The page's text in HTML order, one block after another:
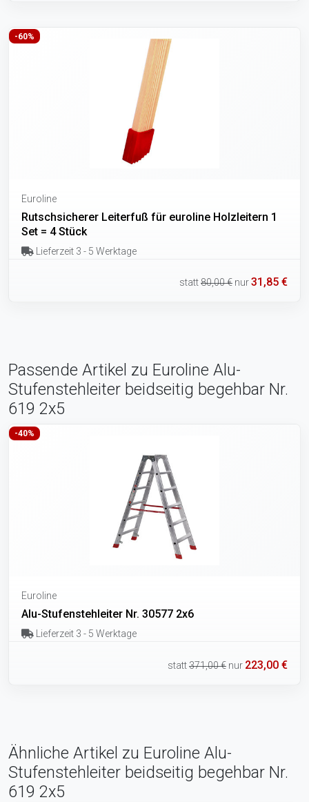
-60%
Euroline
Rutschsicherer Leiterfuß für euroline Holzleitern 1
Set = 4 Stück
Lieferzeit 3 - 5 Werktage
statt80,00 € nur31,85 €
Passende Artikel zu Euroline Alu-
Stufenstehleiter beidseitig begehbar Nr.
619 2x5
-40%
Euroline
Alu-Stufenstehleiter Nr. 30577 2x6
Lieferzeit 3 - 5 Werktage
statt371,00 € nur 223,00 €
Ähnliche Artikel zu Euroline Alu-
Stufenstehleiter beidseitig begehbar Nr.
619 2x5